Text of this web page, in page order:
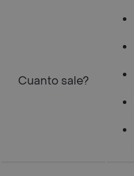
Cuanto sale?